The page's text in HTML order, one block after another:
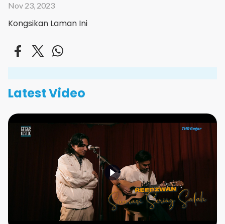
Nov 23, 2023
Kongsikan Laman Ini
Latest Video